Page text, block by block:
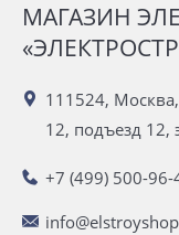
МАГАЗИН
111524,
12, подъезд 12,
+7 (499) 500-96-